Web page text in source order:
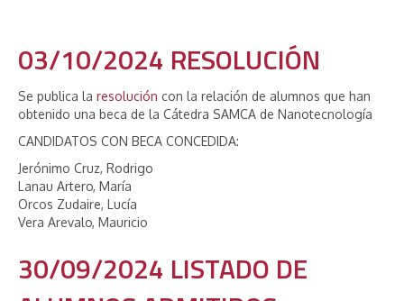
03/10/2024 RESOLUCIÓN
Se publica la resolución con la relación de alumnos que han
obtenido una beca de la Cátedra SAMCA de Nanotecnología
CANDIDATOS CON BECA CONCEDIDA:
Jerónimo Cruz, Rodrigo
Lanau Artero, María
Orcos Zudaire, Lucía
Vera Arevalo, Mauricio
30/09/2024 LISTADO DE